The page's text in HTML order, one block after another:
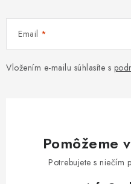
Email
Vložením e-mailu súhlasíte s
Pomôžeme
Potrebujete s niečím